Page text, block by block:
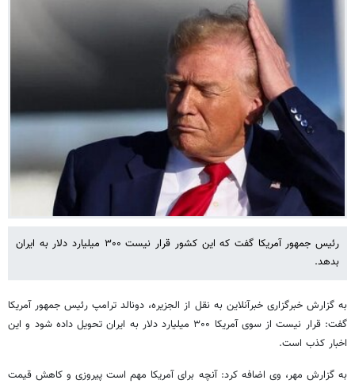
رئیس جمهور آمریکا گفت که این کشور قرار نیست ۳۰۰ میلیارد دلار به ایران
بدهد.
به گزارش خبرگزاری خبرآنلاین به نقل از الجزیره، دونالد ترامپ رئیس جمهور آمریکا
گفت: قرار نیست از سوی آمریکا ۳۰۰ میلیارد دلار به ایران تحویل داده شود و این
اخبار کذب است.
به گزارش مهر، وی اضافه کرد: آنچه برای آمریکا مهم است پیروزی و کاهش قیمت